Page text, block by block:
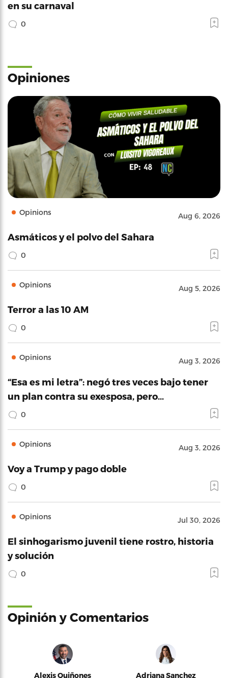
en su carnaval
0
Opiniones
Opinions Aug 6, 2026
Asmáticos y el polvo del Sahara
0
Opinions Aug 5, 2026
Terror a las 10 AM
0
Opinions Aug 3, 2026
“Esa es mi letra”: negó tres veces bajo tener
un plan contra su exesposa, pero…
0
Opinions Aug 3, 2026
Voy a Trump y pago doble
0
Opinions Jul 30, 2026
El sinhogarismo juvenil tiene rostro, historia
y solución
0
Opinión y Comentarios
Alexis Quiñones Adriana Sanchez